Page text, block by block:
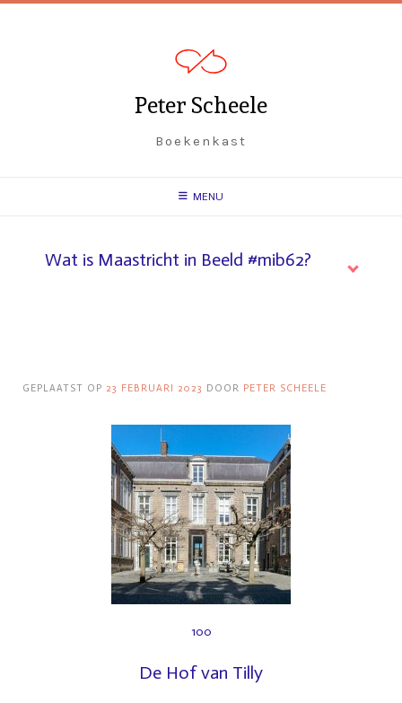
Peter Scheele
Boekenkast
MENU
Wat is Maastricht in Beeld #mib62?
GEPLAATST OP 23 FEBRUARI 2023 DOOR PETER SCHEELE
100
De Hof van Tilly